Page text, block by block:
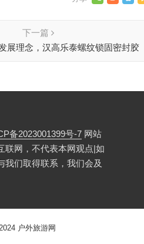
下一篇
展理念，汉高乐泰螺纹锁固密封胶
备2023001399号-7 网站
联网，不代表本网观点|如
我们取得联系，我们会及
户外旅游网